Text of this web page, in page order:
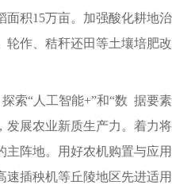
面积15万亩。加强酸化耕地治
轮作、秸秆还田等土壤培肥改
索“人工智能+”和“数 据要素
发展农业新质生产力。着力将
阵地。用好农机购置与应用
插秧机等丘陵地区先进适用